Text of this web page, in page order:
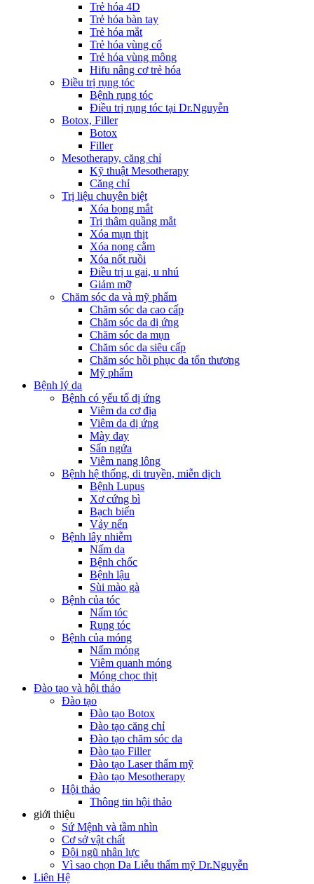
Trẻ hóa 4D
Trẻ hóa bàn tay
Trẻ hóa mắt
Trẻ hóa vùng cổ
Trẻ hóa vùng mông
Hifu nâng cơ trẻ hóa
Điều trị rụng tóc
Bệnh rụng tóc
Điều trị rụng tóc tại Dr.Nguyễn
Botox, Filler
Botox
Filler
Mesotherapy, căng chỉ
Kỹ thuật Mesotherapy
Căng chỉ
Trị liệu chuyên biệt
Xóa bọng mắt
Trị thâm quầng mắt
Xóa mụn thịt
Xóa nọng cằm
Xóa nốt ruồi
Điều trị u gai, u nhú
Giảm mỡ
Chăm sóc da và mỹ phẩm
Chăm sóc da cao cấp
Chăm sóc da dị ứng
Chăm sóc da mụn
Chăm sóc da siêu cấp
Chăm sóc hồi phục da tổn thương
Mỹ phẩm
Bệnh lý da
Bệnh có yếu tố dị ứng
Viêm da cơ địa
Viêm da dị ứng
Mày đay
Sẩn ngứa
Viêm nang lông
Bệnh hệ thống, di truyền, miễn dịch
Bệnh Lupus
Xơ cứng bì
Bạch biến
Vảy nến
Bệnh lây nhiễm
Nấm da
Bệnh chốc
Bệnh lậu
Sùi mào gà
Bệnh của tóc
Nấm tóc
Rụng tóc
Bệnh của móng
Nấm móng
Viêm quanh móng
Móng chọc thịt
Đào tạo và hội thảo
Đào tạo
Đào tạo Botox
Đào tạo căng chỉ
Đào tạo chăm sóc da
Đào tạo Filler
Đào tạo Laser thẩm mỹ
Đào tạo Mesotherapy
Hội thảo
Thông tin hội thảo
giới thiệu
Sứ Mệnh và tầm nhìn
Cơ sở vật chất
Đội ngũ nhân lực
Vì sao chọn Da Liễu thẩm mỹ Dr.Nguyễn
Liên Hệ